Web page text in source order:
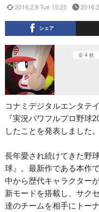
2016.2.9 Tue 15:25
シェア
全 4 枚
コナミデジタルエンタテ
『実況パワフルプロ野球
したことを発表しました。
長年愛され続けてきた野
球』。最新作である本作
中から歴代キャラクター
新モードを搭載し、サク
達のチームを相手にトー